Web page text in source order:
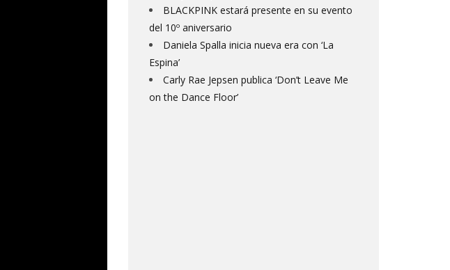
BLACKPINK estará presente en su evento
del 10º aniversario
Daniela Spalla inicia nueva era con ‘La
Espina’
Carly Rae Jepsen publica ‘Don’t Leave Me
on the Dance Floor’